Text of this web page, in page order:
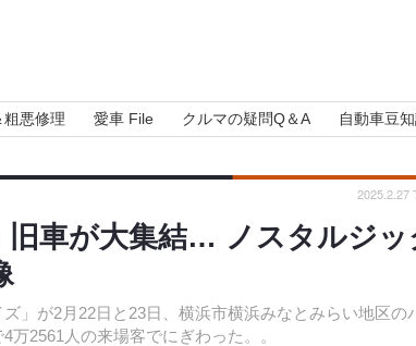
粗悪修理 愛車 File クルマの疑問Q＆A 自動車豆
旧車が大集結… ノスタルジッ
」が2月22日と23日、横浜市横浜みなとみらい地区の
2561人の来場客でにぎわった。。
2025.2.27